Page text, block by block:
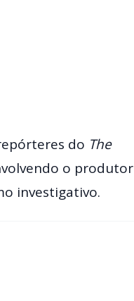
do The
o produtor
investigativo.